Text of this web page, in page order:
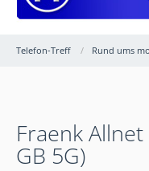
Telefon-Treff Rund ums
Fraenk
GB 5G)